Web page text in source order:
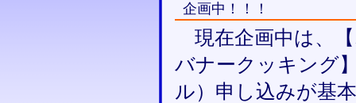
企画中！！！
現在企画中は、
バナークッキング
ル）申し込みが基